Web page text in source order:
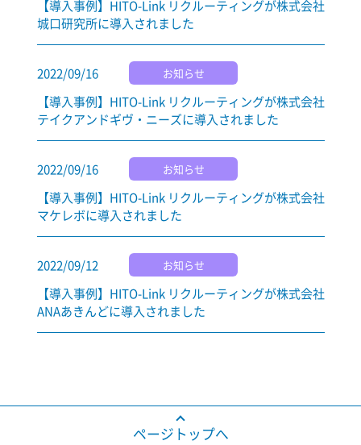
【導入事例】HITO-Link リクルーティングが株式会社
城口研究所に導入されました
2022/09/16 お知らせ
【導入事例】HITO-Link リクルーティングが株式会社
テイクアンドギヴ・ニーズに導入されました
2022/09/16 お知らせ
【導入事例】HITO-Link リクルーティングが株式会社
マケレボに導入されました
2022/09/12 お知らせ
【導入事例】HITO-Link リクルーティングが株式会社
ANAあきんどに導入されました
ページトップへ